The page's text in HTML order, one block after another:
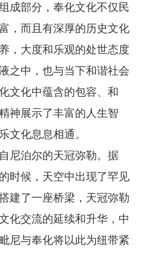
部分，奉化文化不仅民
，而且有深厚的历史文化
，大度和乐观的处世态度
之中，也与当下和谐社会
文化中蕴含的包容、和
神展示了丰富的人生智
文化息息相通。
泊尔的天冠弥勒。据
时候，天空中出现了罕见
建了一座桥梁，天冠弥勒
化交流的延续和升华，中
尼与奉化将以此为纽带紧